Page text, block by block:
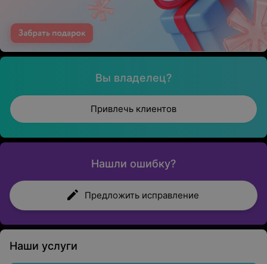
Вы владелец?
Привлечь клиентов
Нашли ошибку?
Предложить исправление
Наши услуги